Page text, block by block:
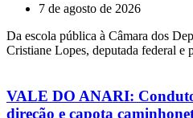
7 de agosto de 2026
Da escola pública à Câmara dos
Cristiane Lopes, deputada federal e
VALE DO ANARI:
direção e capota